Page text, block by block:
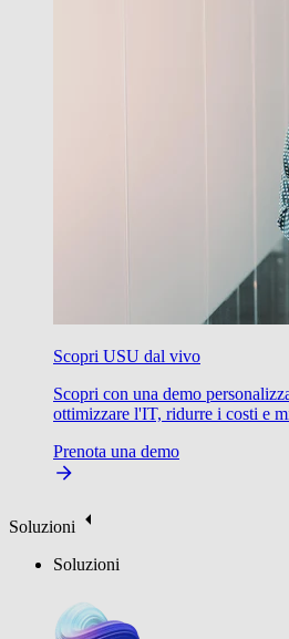
Scopri USU dal vivo
Scopri con una demo
ottimizzare l'IT, ridurre i costi e
Prenota una demo
Soluzioni
Soluzioni